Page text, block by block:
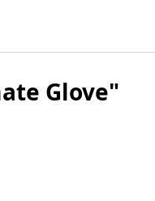
Glove"